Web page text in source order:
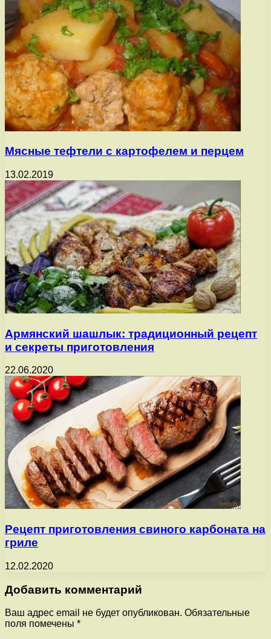
Мясные тефтели с картофелем и перцем
13.02.2019
Армянский шашлык: традиционный рецепт
и секреты приготовления
22.06.2020
Рецепт приготовления свиного карбоната на
гриле
12.02.2020
Добавить комментарий
Ваш адрес email не будет опубликован. Обязательные
поля помечены *